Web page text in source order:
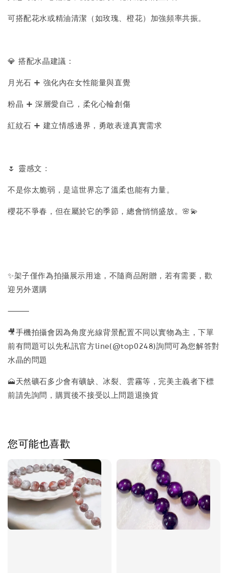
可搭配花水或精油清潔（如玫瑰、橙花）加強頻率共振。
💎 搭配水晶建議：
月光石 ➕ 強化內在女性能量與直覺
粉晶 ➕ 深層愛自己，柔化心輪創傷
紅紋石 ➕ 建立情感邊界，勇敢表達真實需求
🌷 靈感文：
不是你太脆弱，是這世界忘了溫柔也能有力量。
櫻花不爭春，但在屬於它的季節，總會悄悄盛放。🌸💫
✨架子僅作為拍攝展示用途，不隨商品附贈，若有需要，歡
迎另外選購
⸻
🎥手機拍攝會因為角度光線背景配置不同以實物為主，下單
前有問題可以先私訊官方line(@top0248)詢問可為您解答對
水晶的問題
🗻天然礦石多少會有礦缺、冰裂、雲霧等，完美主義者下標
前請先詢問，購買後不接受以上問題退換貨
您可能也喜歡